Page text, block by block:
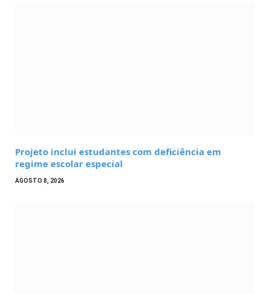
Projeto inclui estudantes com deficiência em
regime escolar especial
AGOSTO 8, 2026